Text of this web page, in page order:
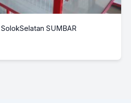
SUMBAR